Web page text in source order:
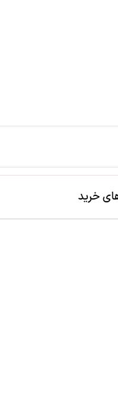
خرید